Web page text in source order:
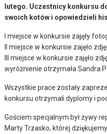
lutego. Uczestnicy konkursu
swoich kotów i opowiedzieli
I miejsce w konkursie zajęły
II miejsce w konkursie zajęło
III miejsce w konkursie zajęło
wyróżnienie otrzymała Sandra
Wszystkie prace zostały
konkursu otrzymali dyplomy i
Gościem specjalnym był żywy
Marty Trzasko, której